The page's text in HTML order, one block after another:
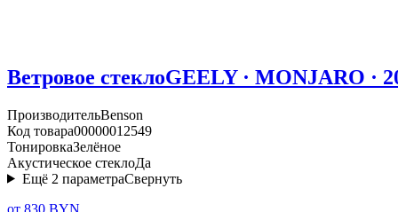
Ветровое стеклоGEELY · MONJARO ·
ПроизводительBenson
Код товара00000012549
ТонировкаЗелёное
Акустическое стеклоДа
Ещё 2 параметраСвернуть
от 830 BYN